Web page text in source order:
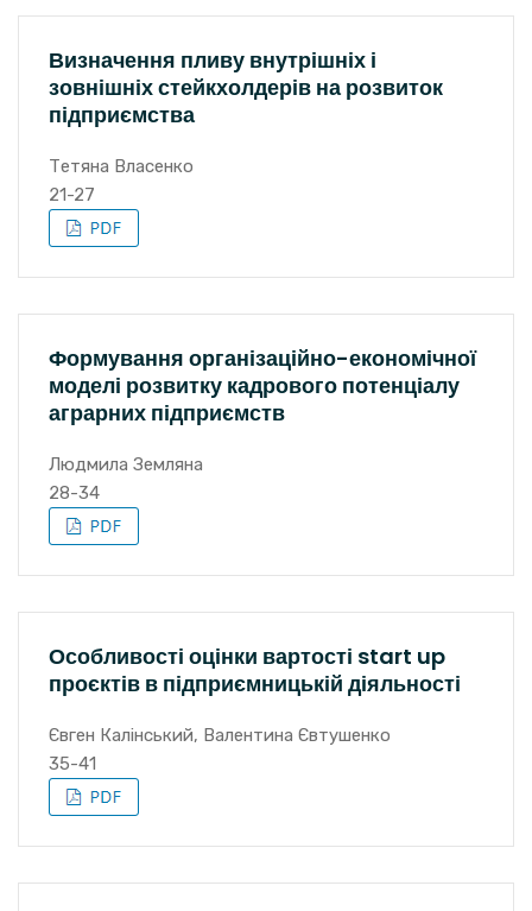
Визначення пливу внутрішніх і
зовнішніх стейкхолдерів на розвиток
підприємства
Тетяна Власенко
21-27
Формування організаційно-економічної
моделі розвитку кадрового потенціалу
аграрних підприємств
Людмила Земляна
28-34
Особливості оцінки вартості start up
проєктів в підприємницькій діяльності
Євген Калінський, Валентина Євтушенко
35-41